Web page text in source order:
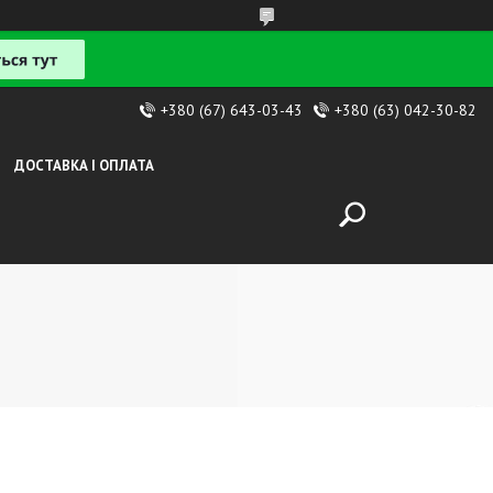
+380 (67) 643-03-43 +380 (63) 042-30-82
ДОСТАВКА І ОПЛАТА